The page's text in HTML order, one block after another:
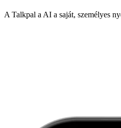
A Talkpal a AI a saját, személyes